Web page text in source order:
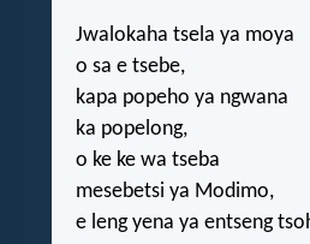
Jwalokaha tsela ya moya
o sa e tsebe,
kapa popeho ya ngwana
ka popelong,
o ke ke wa tseba
mesebetsi ya Modimo,
e leng yena ya entseng